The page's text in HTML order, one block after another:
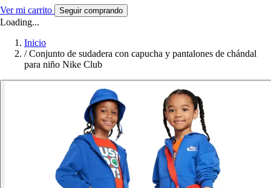
Ver mi carrito Seguir comprando
Loading...
Inicio
/ Conjunto de sudadera con capucha y pantalones de chándal
para niño Nike Club